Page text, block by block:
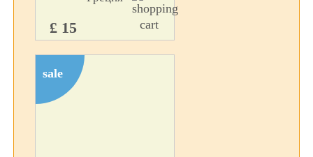
£ 15
sale